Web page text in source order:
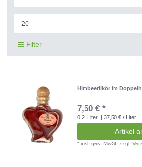
Filter
Himbeerlikör im
7,50 € *
0.2 Liter | 37,50 € / Liter
Artikel
*inkl. ges. MwSt. zzgl.